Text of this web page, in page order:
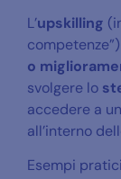
L’upskilling
o
svolgere lo
accedere a
all’interno
Esempi